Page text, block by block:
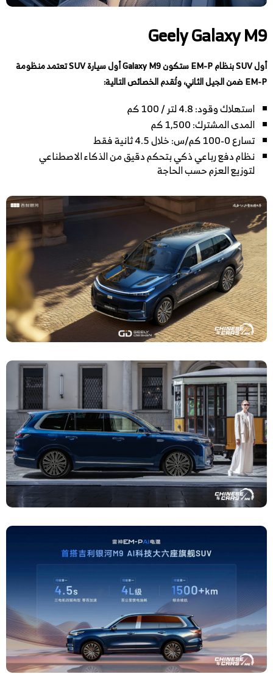
Geely Galaxy M9
أول SUV بنظام EM-P ستكون Galaxy M9 أول سيارة SUV تعتمد منظومة
EM-P ضمن الجيل الثاني، وتُقدم الخصائص التالية:
استهلاك وقود: 4.8 لتر / 100 كم
المدى المشترك: 1,500 كم
تسارع 0-100 كم/س: خلال 4.5 ثانية فقط
نظام دفع رباعي ذكي بتحكم دقيق من الذكاء الاصطناعي
لتوزيع العزم حسب الحاجة